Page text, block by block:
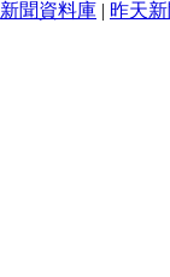
新聞資料庫 | 昨天